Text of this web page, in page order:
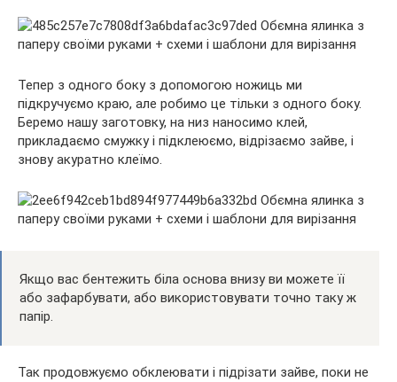
Тепер з одного боку з допомогою ножиць ми
підкручуємо краю, але робимо це тільки з одного боку.
Беремо нашу заготовку, на низ наносимо клей,
прикладаємо смужку і підклеюємо, відрізаємо зайве, і
знову акуратно клеїмо.
Якщо вас бентежить біла основа внизу ви можете її
або зафарбувати, або використовувати точно таку ж
папір.
Так продовжуємо обклеювати і підрізати зайве, поки не